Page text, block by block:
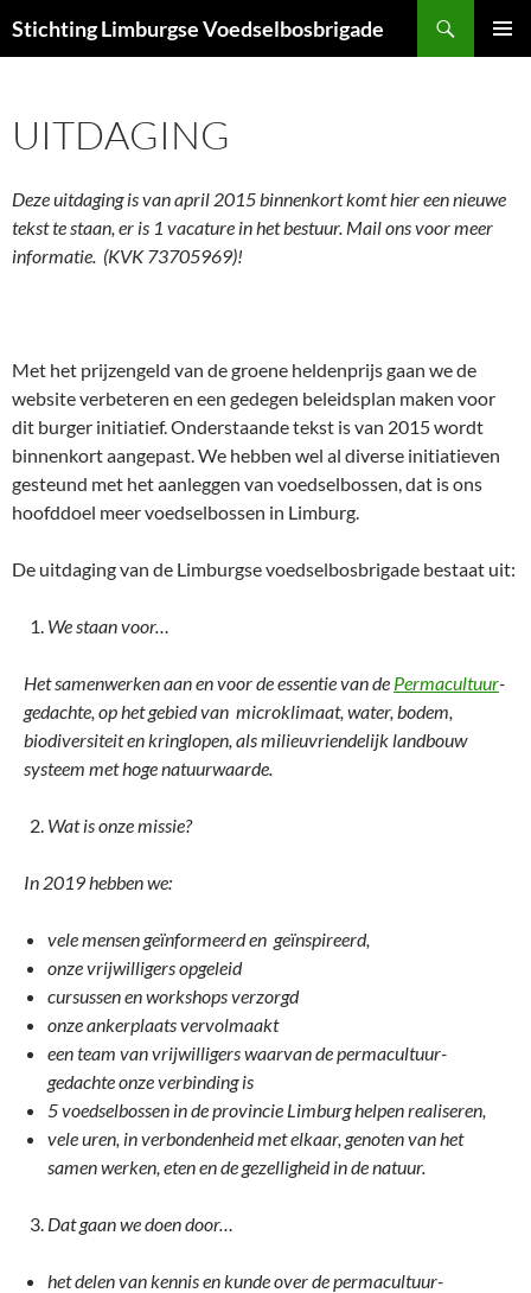
naar
Stichting Limburgse Voedselbosbrigade
UITDAGING
Deze uitdaging is van april 2015 binnenkort komt hier een nieuwe
tekst te staan, er is 1 vacature in het bestuur. Mail ons voor meer
informatie. (KVK 73705969)!
Met het prijzengeld van de groene heldenprijs gaan we de
website verbeteren en een gedegen beleidsplan maken voor
dit burger initiatief. Onderstaande tekst is van 2015 wordt
binnenkort aangepast. We hebben wel al diverse initiatieven
gesteund met het aanleggen van voedselbossen, dat is ons
hoofddoel meer voedselbossen in Limburg.
De uitdaging van de Limburgse voedselbosbrigade bestaat uit:
We staan voor…
Het samenwerken aan en voor de essentie van de Permacultuur-
gedachte, op het gebied van microklimaat, water, bodem,
biodiversiteit en kringlopen, als milieuvriendelijk landbouw
systeem met hoge natuurwaarde.
Wat is onze missie?
In 2019 hebben we:
vele mensen geïnformeerd en geïnspireerd,
onze vrijwilligers opgeleid
cursussen en workshops verzorgd
onze ankerplaats vervolmaakt
een team van vrijwilligers waarvan de permacultuur-
gedachte onze verbinding is
5 voedselbossen in de provincie Limburg helpen realiseren,
vele uren, in verbondenheid met elkaar, genoten van het
samen werken, eten en de gezelligheid in de natuur.
Dat gaan we doen door…
het delen van kennis en kunde over de permacultuur-